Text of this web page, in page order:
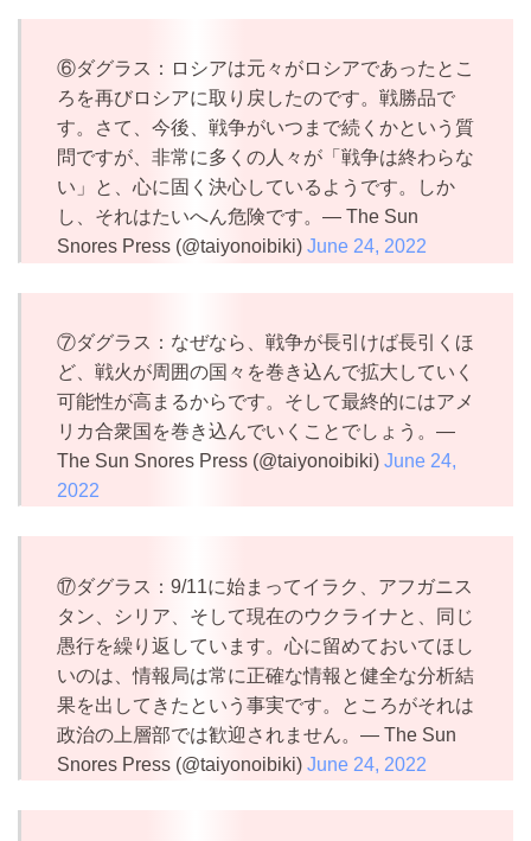
⑥ダグラス：ロシアは元々がロシアであったとこ
ろを再びロシアに取り戻したのです。戦勝品で
す。さて、今後、戦争がいつまで続くかという質
問ですが、非常に多くの人々が「戦争は終わらな
い」と、心に固く決心しているようです。しか
し、それはたいへん危険です。— The Sun
Snores Press (@taiyonoibiki) June 24, 2022
⑦ダグラス：なぜなら、戦争が長引けば長引くほ
ど、戦火が周囲の国々を巻き込んで拡大していく
可能性が高まるからです。そして最終的にはアメ
リカ合衆国を巻き込んでいくことでしょう。—
The Sun Snores Press (@taiyonoibiki) June 24,
2022
⑰ダグラス：9/11に始まってイラク、アフガニス
タン、シリア、そして現在のウクライナと、同じ
愚行を繰り返しています。心に留めておいてほし
いのは、情報局は常に正確な情報と健全な分析結
果を出してきたという事実です。ところがそれは
政治の上層部では歓迎されません。— The Sun
Snores Press (@taiyonoibiki) June 24, 2022